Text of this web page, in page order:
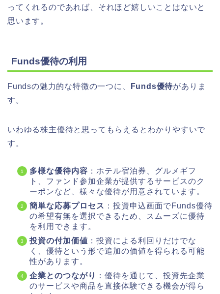
ってくれるのであれば、それほど嬉しいことはないと
思います。
Funds優待の利用
Fundsの魅力的な特徴の一つに、 Funds優待がありま
す。
いわゆる株主優待と思ってもらえるとわかりやすいで
す。
多様な優待内容 ：ホテル宿泊券、グルメギフ
ト、ファンド参加企業が提供するサービスのク
ーポンなど、様々な優待が用意されています。
簡単な応募プロセス ：投資申込画面でFunds優待
の希望有無を選択できるため、スムーズに優待
を利用できます。
投資の付加価値 ：投資による利回りだけでな
く、優待という形で追加の価値を得られる可能
性があります。
企業とのつながり
：優待を通じて、投資先企業
のサービスや商品を直接体験できる機会が得ら